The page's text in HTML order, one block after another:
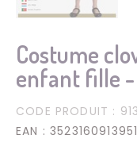
Costume
enfant fille -
CODE PRODUIT :
EAN : 3523160913951